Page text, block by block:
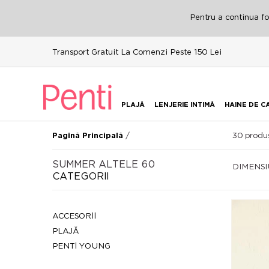
Pentru a continua
Transport Gratuit La Comenzi Peste 150 Lei
PLAJĂ LENJERIE INTIMĂ HAINE DE
Pagină Principală / 30
SUMMER ALTELE 60
CATEGORII
ACCESORİİ
PLAJĂ
PENTİ YOUNG